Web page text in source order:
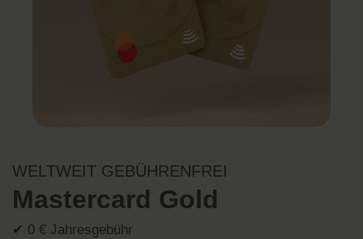
WELTWEIT GEBÜHRENFREI
Mastercard Gold
✔ 0 € Jahresgebühr